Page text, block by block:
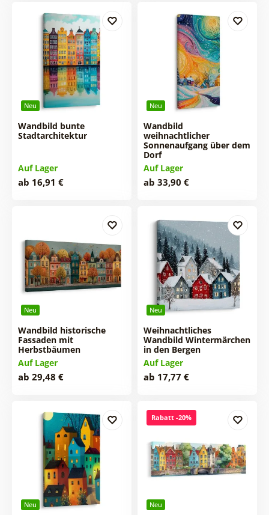
Neu
Wandbild bunte
Stadtarchitektur
Auf Lager
ab 16,91 €
Neu
Wandbild
weihnachtlicher
Sonnenaufgang über dem
Dorf
Auf Lager
ab 33,90 €
Neu
Wandbild historische
Fassaden mit
Herbstbäumen
Auf Lager
ab 29,48 €
Neu
Weihnachtliches
Wandbild Wintermärchen
in den Bergen
Auf Lager
ab 17,77 €
Neu Neu
Rabatt -20%